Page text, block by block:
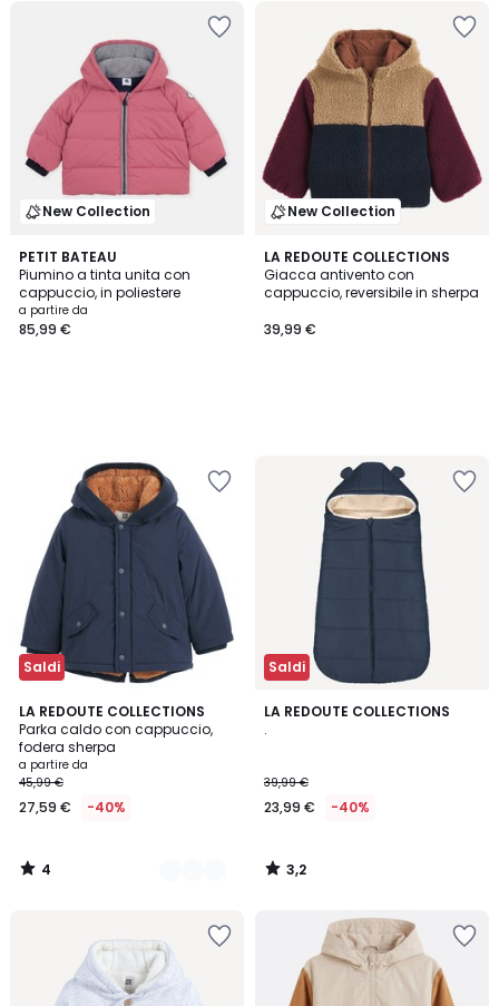
New Collection
PETIT BATEAU
Piumino a tinta unita con
cappuccio, in poliestere
a partire da
85,99 €
New Collection
LA REDOUTE COLLECTIONS
Giacca antivento con
cappuccio, reversibile in sherpa
39,99 €
Saldi
LA REDOUTE COLLECTIONS
Parka caldo con cappuccio,
fodera sherpa
a partire da
45,99 €
27,59 € -40%
4
/
5
2
Colori
4
/
Saldi
LA REDOUTE COLLECTIONS
.
39,99 €
23,99 € -40%
3,2
3,2
/